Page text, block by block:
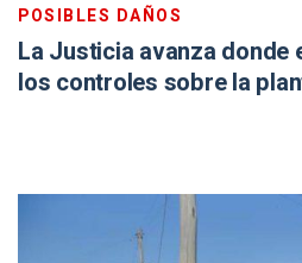
POSIBLES DAÑOS
La Justicia avanza donde
los controles sobre la